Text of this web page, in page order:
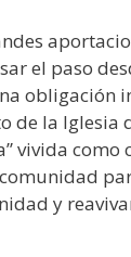
el paso
obligación
de la Iglesia
vivida como
y